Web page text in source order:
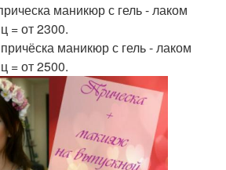
маникюр с гель - лаком
= от 2300.
маникюр с гель - лаком
= от 2500.